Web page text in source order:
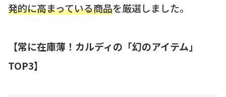
発的に高まっている商品を厳選しました。
【常に在庫薄！カルディの「幻のアイテム」
TOP3】